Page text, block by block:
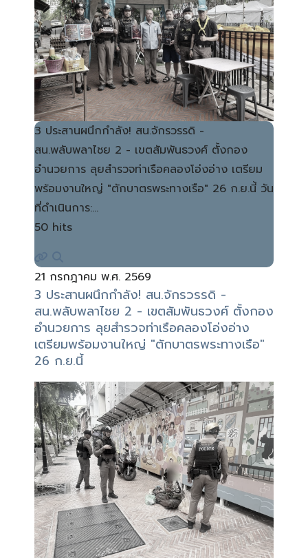
3 ประสานผนึกกำลัง! สน.จักรวรรดิ -
สน.พลับพลาไชย 2 - เขตสัมพันธวงศ์ ตั้งกอง
อำนวยการ ลุยสำรวจท่าเรือคลองโอ่งอ่าง เตรียม
พร้อมงานใหญ่ "ตักบาตรพระทางเรือ" 26 ก.ย.นี้ วัน
ที่ดำเนินการ:…
50 hits
21 กรกฎาคม พ.ศ. 2569
3 ประสานผนึกกำลัง! สน.จักรวรรดิ -
สน.พลับพลาไชย 2 - เขตสัมพันธวงศ์ ตั้งกอง
อำนวยการ ลุยสำรวจท่าเรือคลองโอ่งอ่าง
เตรียมพร้อมงานใหญ่ "ตักบาตรพระทางเรือ"
26 ก.ย.นี้